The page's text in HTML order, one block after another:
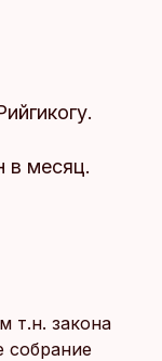
в месяц.
т.н. закона
собрание